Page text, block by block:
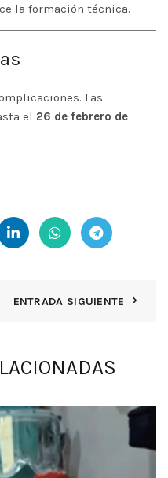
la formación técnica.
Las
el 26 de febrero de
ENTRADA SIGUIENTE